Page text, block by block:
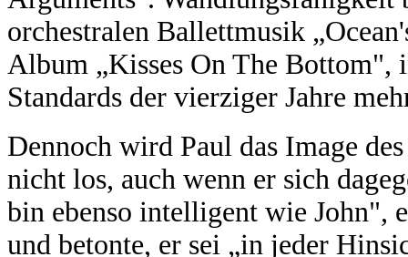
orchestralen Ballettmusik
Album „Kisses On The Bottom",
Standards der vierziger Jahre
Dennoch wird Paul das Image
nicht los, auch wenn er sich
bin ebenso intelligent wie John",
und betonte, er sei „in jeder